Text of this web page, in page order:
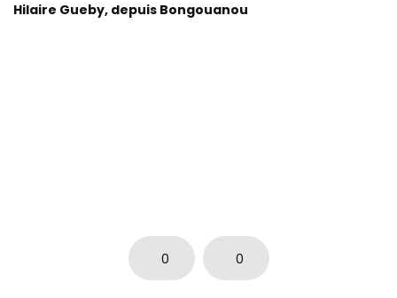
Hilaire Gueby, depuis Bongouanou
0 0